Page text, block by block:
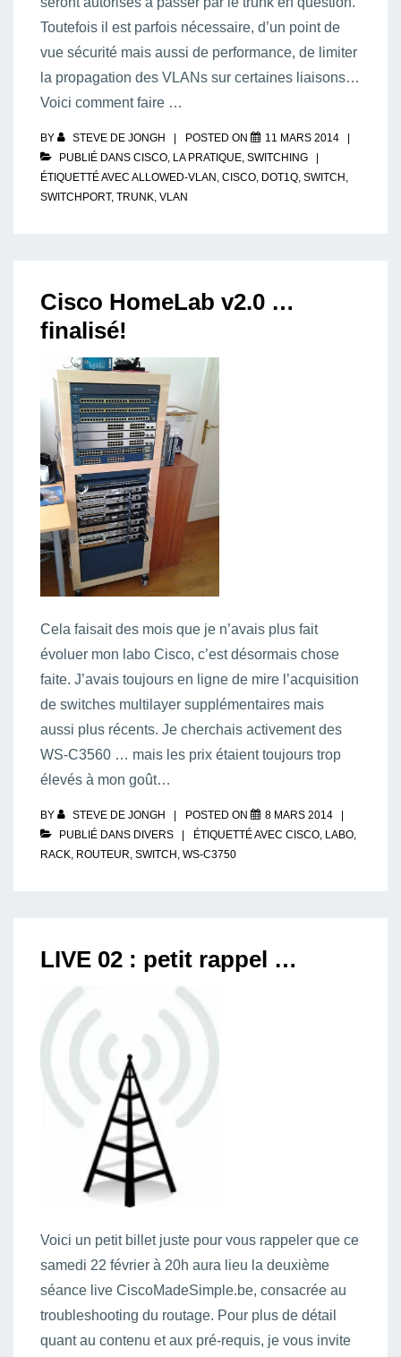
Toutefois il est parfois nécessaire, d’un point de
vue sécurité mais aussi de performance, de limiter
la propagation des VLANs sur certaines liaisons…
Voici comment faire …
BY STEVE DE JONGH POSTED ON
11 MARS 2014
PUBLIÉ DANS CISCO, LA PRATIQUE, SWITCHING
ÉTIQUETTÉ AVEC ALLOWED-VLAN , CISCO, DOT1Q, SWITCH ,
SWITCHPORT, TRUNK, VLAN
Cisco HomeLab v2.0 …
finalisé!
Cela faisait des mois que je n’avais plus fait
évoluer mon labo Cisco, c’est désormais chose
faite. J’avais toujours en ligne de mire l’acquisition
de switches multilayer supplémentaires mais
aussi plus récents. Je cherchais activement des
WS-C3560 … mais les prix étaient toujours trop
élevés à mon goût…
BY STEVE DE JONGH POSTED ON
8 MARS 2014
PUBLIÉ DANS DIVERS ÉTIQUETTÉ AVEC CISCO, LABO,
RACK, ROUTEUR, SWITCH , WS-C3750
LIVE 02 : petit rappel …
Voici un petit billet juste pour vous rappeler que ce
samedi 22 février à 20h aura lieu la deuxième
séance live CiscoMadeSimple.be, consacrée au
troubleshooting du routage. Pour plus de détail
quant au contenu et aux pré-requis, je vous invite